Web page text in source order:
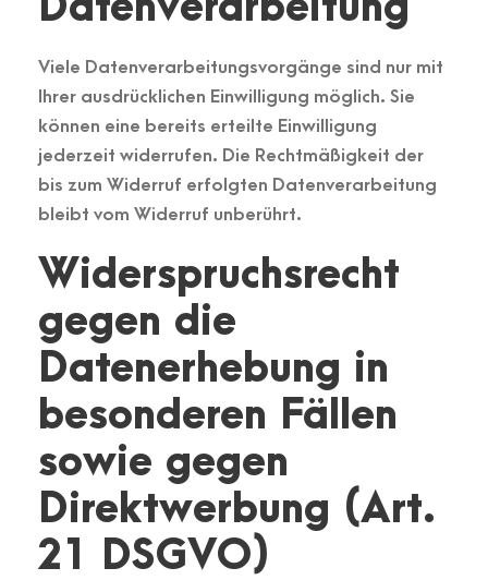
Viele Datenverarbeitungsvorgänge sind nur mit
Ihrer ausdrücklichen Einwilligung möglich. Sie
können eine bereits erteilte Einwilligung
jederzeit widerrufen. Die Rechtmäßigkeit der
bis zum Widerruf erfolgten Datenverarbeitung
bleibt vom Widerruf unberührt.
Widerspruchsrecht
gegen die
Datenerhebung in
besonderen Fällen
sowie gegen
Direktwerbung (Art.
21 DSGVO)